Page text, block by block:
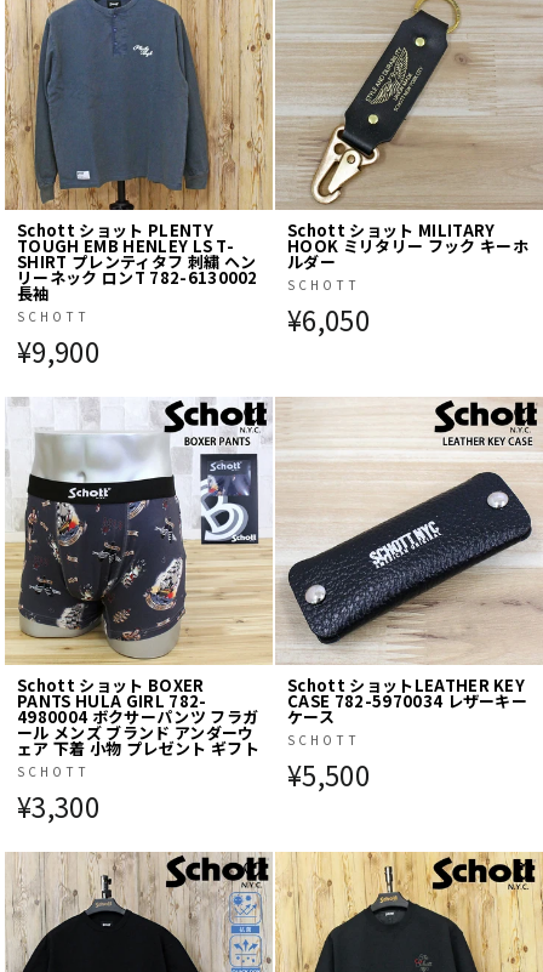
Schott ショット PLENTY
TOUGH EMB HENLEY LS T-
SHIRT プレンティタフ 刺繍 ヘン
リーネック ロンT 782-6130002
長袖
SCHOTT
¥9,900
Schott ショット MILITARY
HOOK ミリタリー フック キーホ
ルダー
SCHOTT
¥6,050
Schott ショット BOXER
PANTS HULA GIRL 782-
4980004 ボクサーパンツ フラガ
ール メンズ ブランド アンダーウ
ェア 下着 小物 プレゼント ギフト
SCHOTT
¥3,300
Schott ショットLEATHER KEY
CASE 782-5970034 レザーキー
ケース
SCHOTT
¥5,500